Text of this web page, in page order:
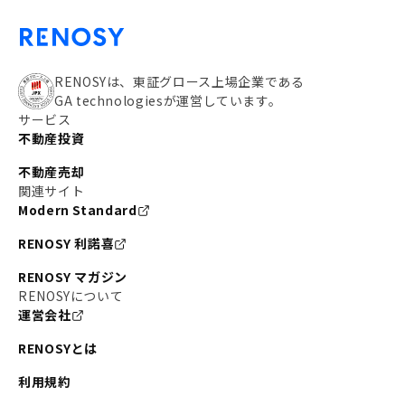
RENOSYは、東証グロース上場企業である
GA technologiesが運営しています。
サービス
不動産投資
不動産売却
関連サイト
Modern Standard
RENOSY 利諾喜
RENOSY マガジン
RENOSYについて
運営会社
RENOSYとは
利用規約